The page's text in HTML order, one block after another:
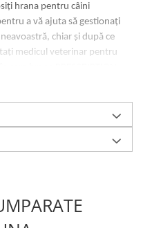
hrana pentru câini
a vă ajuta să gestionați
chiar și după ce
medicul veterinar pentru
în continuare de o viață
un mediu urinar care